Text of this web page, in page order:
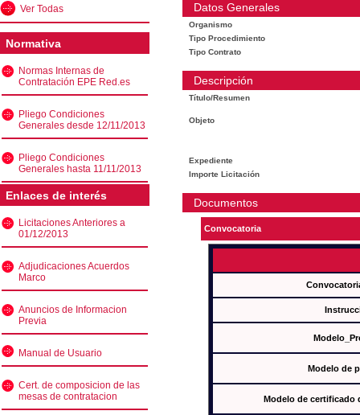
Ver Todas
Normativa
Normas Internas de
Contratación EPE Red.es
Pliego Condiciones
Generales desde 12/11/2013
Pliego Condiciones
Generales hasta 11/11/2013
Enlaces de interés
Licitaciones Anteriores a
01/12/2013
Adjudicaciones Acuerdos
Marco
Anuncios de Informacion
Previa
Manual de Usuario
Cert. de composicion de las
mesas de contratacion
Datos Generales
Organismo
Tipo Procedimiento
Tipo Contrato
Descripción
Título/Resumen
Objeto
Expediente
Importe Licitación
Documentos
Convocatoria
Modelo de
Modelo de certificado